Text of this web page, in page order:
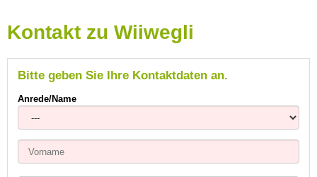
Kontakt zu Wiiwegli
Bitte geben Sie Ihre Kontaktdaten an.
Anrede/Name